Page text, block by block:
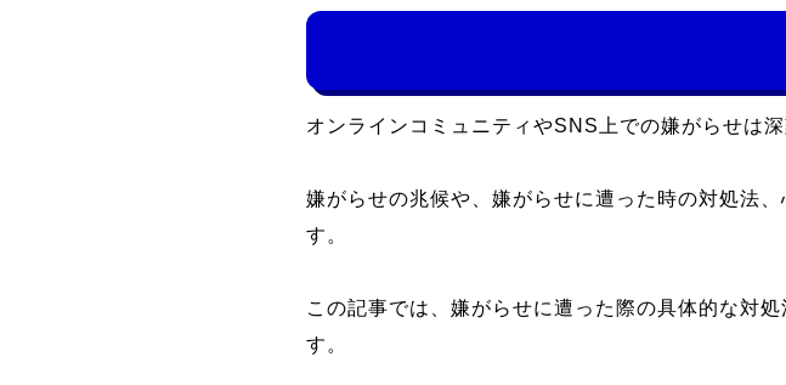
オンラインコミュニティやSNS上での嫌がらせは深
嫌がらせの兆候や、嫌がらせに遭った時の対処法
す。
この記事では、嫌がらせに遭った際の具体的な対
す。